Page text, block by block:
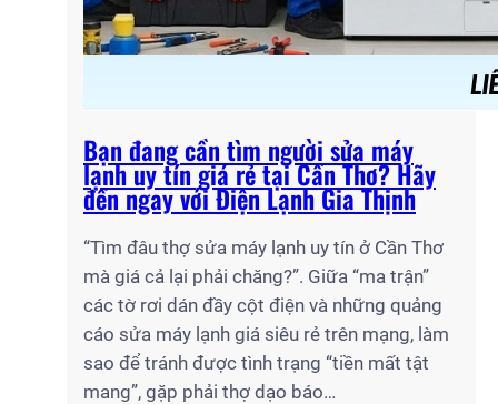
Bạn đang cần tìm người sửa máy
lạnh uy tín giá rẻ tại Cần Thơ? Hãy
đến ngay với Điện Lạnh Gia Thịnh
“Tìm đâu thợ sửa máy lạnh uy tín ở Cần Thơ
mà giá cả lại phải chăng?”. Giữa “ma trận”
các tờ rơi dán đầy cột điện và những quảng
cáo sửa máy lạnh giá siêu rẻ trên mạng, làm
sao để tránh được tình trạng “tiền mất tật
mang”, gặp phải thợ dạo báo…